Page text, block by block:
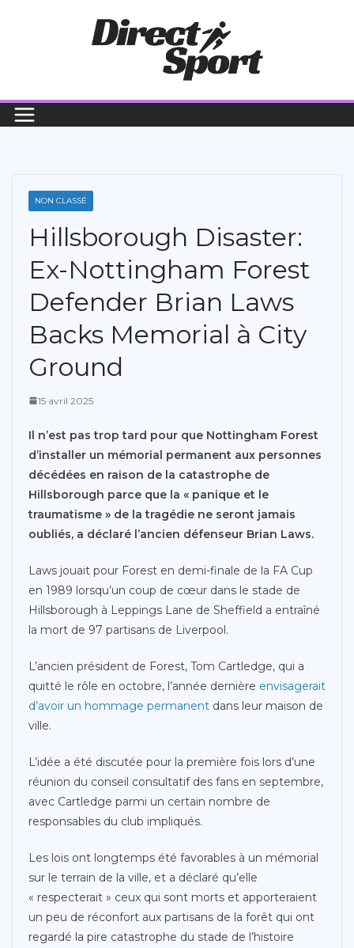
NON CLASSÉ
Hillsborough Disaster:
Ex-Nottingham Forest
Defender Brian Laws
Backs Memorial à City
Ground
15 avril 2025
Il n’est pas trop tard pour que Nottingham Forest
d’installer un mémorial permanent aux personnes
décédées en raison de la catastrophe de
Hillsborough parce que la « panique et le
traumatisme » de la tragédie ne seront jamais
oubliés, a déclaré l’ancien défenseur Brian Laws.
Laws jouait pour Forest en demi-finale de la FA Cup
en 1989 lorsqu’un coup de cœur dans le stade de
Hillsborough à Leppings Lane de Sheffield a entraîné
la mort de 97 partisans de Liverpool.
L’ancien président de Forest, Tom Cartledge, qui a
quitté le rôle en octobre, l’année dernière envisagerait
d’avoir un hommage permanent dans leur maison de
ville.
L’idée a été discutée pour la première fois lors d’une
réunion du conseil consultatif des fans en septembre,
avec Cartledge parmi un certain nombre de
responsables du club impliqués.
Les lois ont longtemps été favorables à un mémorial
sur le terrain de la ville, et a déclaré qu’elle
« respecterait » ceux qui sont morts et apporteraient
un peu de réconfort aux partisans de la forêt qui ont
regardé la pire catastrophe du stade de l’histoire